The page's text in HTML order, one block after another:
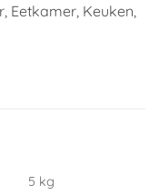
Eetkamer, Keuken,
5 kg